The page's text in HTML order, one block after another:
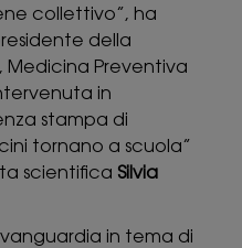
collettivo”, ha
della
Medicina Preventiva
in
stampa di
tornano a scuola”
scientifica Silvia
in tema di